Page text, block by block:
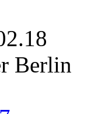
Berlin